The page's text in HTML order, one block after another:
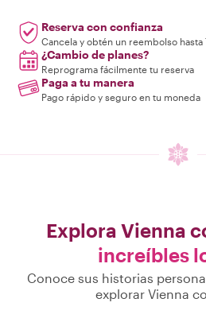
Reserva con confianza
Cancela y obtén un reembolso hasta
¿Cambio de planes?
Reprograma fácilmente tu reserva
Paga a tu manera
Pago rápido y seguro en tu moneda
Explora Vienna
increíbles
Conoce sus historias
explorar Vienna